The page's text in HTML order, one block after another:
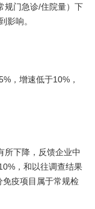
规门急诊/住院量）下
影响。
，增速低于10%，
所下降，反馈企业中
，和以往调查结果
疫项目属于常规检